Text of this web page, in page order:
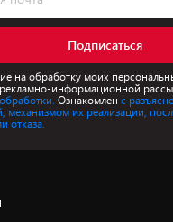
Подписаться
на обработку моих
информационной
Ознакомлен с
механизмом их реализации,
отказа.